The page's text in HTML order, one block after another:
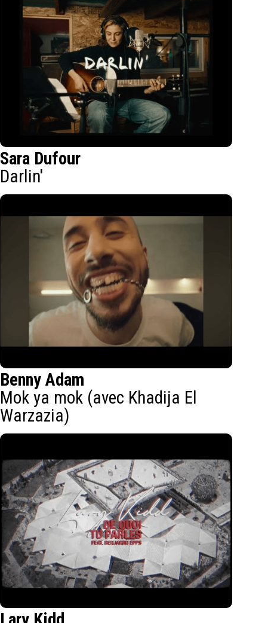
Sara Dufour
Darlin'
Benny Adam
Mok ya mok (avec Khadija El
Warzazia)